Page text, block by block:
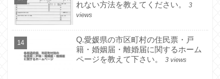
れない方法を教えてください。
3
views
Q.愛媛県の市区町村の住民票・戸
籍・婚姻届・離婚届に関するホーム
ページを教えて下さい。
3 views